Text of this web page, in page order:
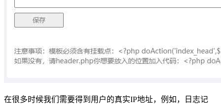
在很多时候我们需要得到用户的真实IP地址，例如，日志记